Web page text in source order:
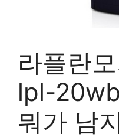
라플란
lpl-
뭐가 남